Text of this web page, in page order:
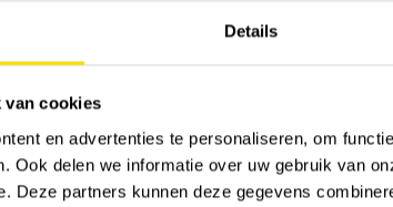
Details
van cookies
en advertenties te personaliseren, om
Ook delen we informatie over uw gebruik van
Deze partners kunnen deze gegevens